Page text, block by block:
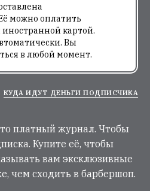
можно оплатить
картой.
Вы
в любой момент.
КУДА ИДУТ ДЕНЬГИ ПОДПИСЧИКА
платный журнал. Чтобы
Купите её, чтобы
вам эксклюзивные
чем сходить в барбершоп.